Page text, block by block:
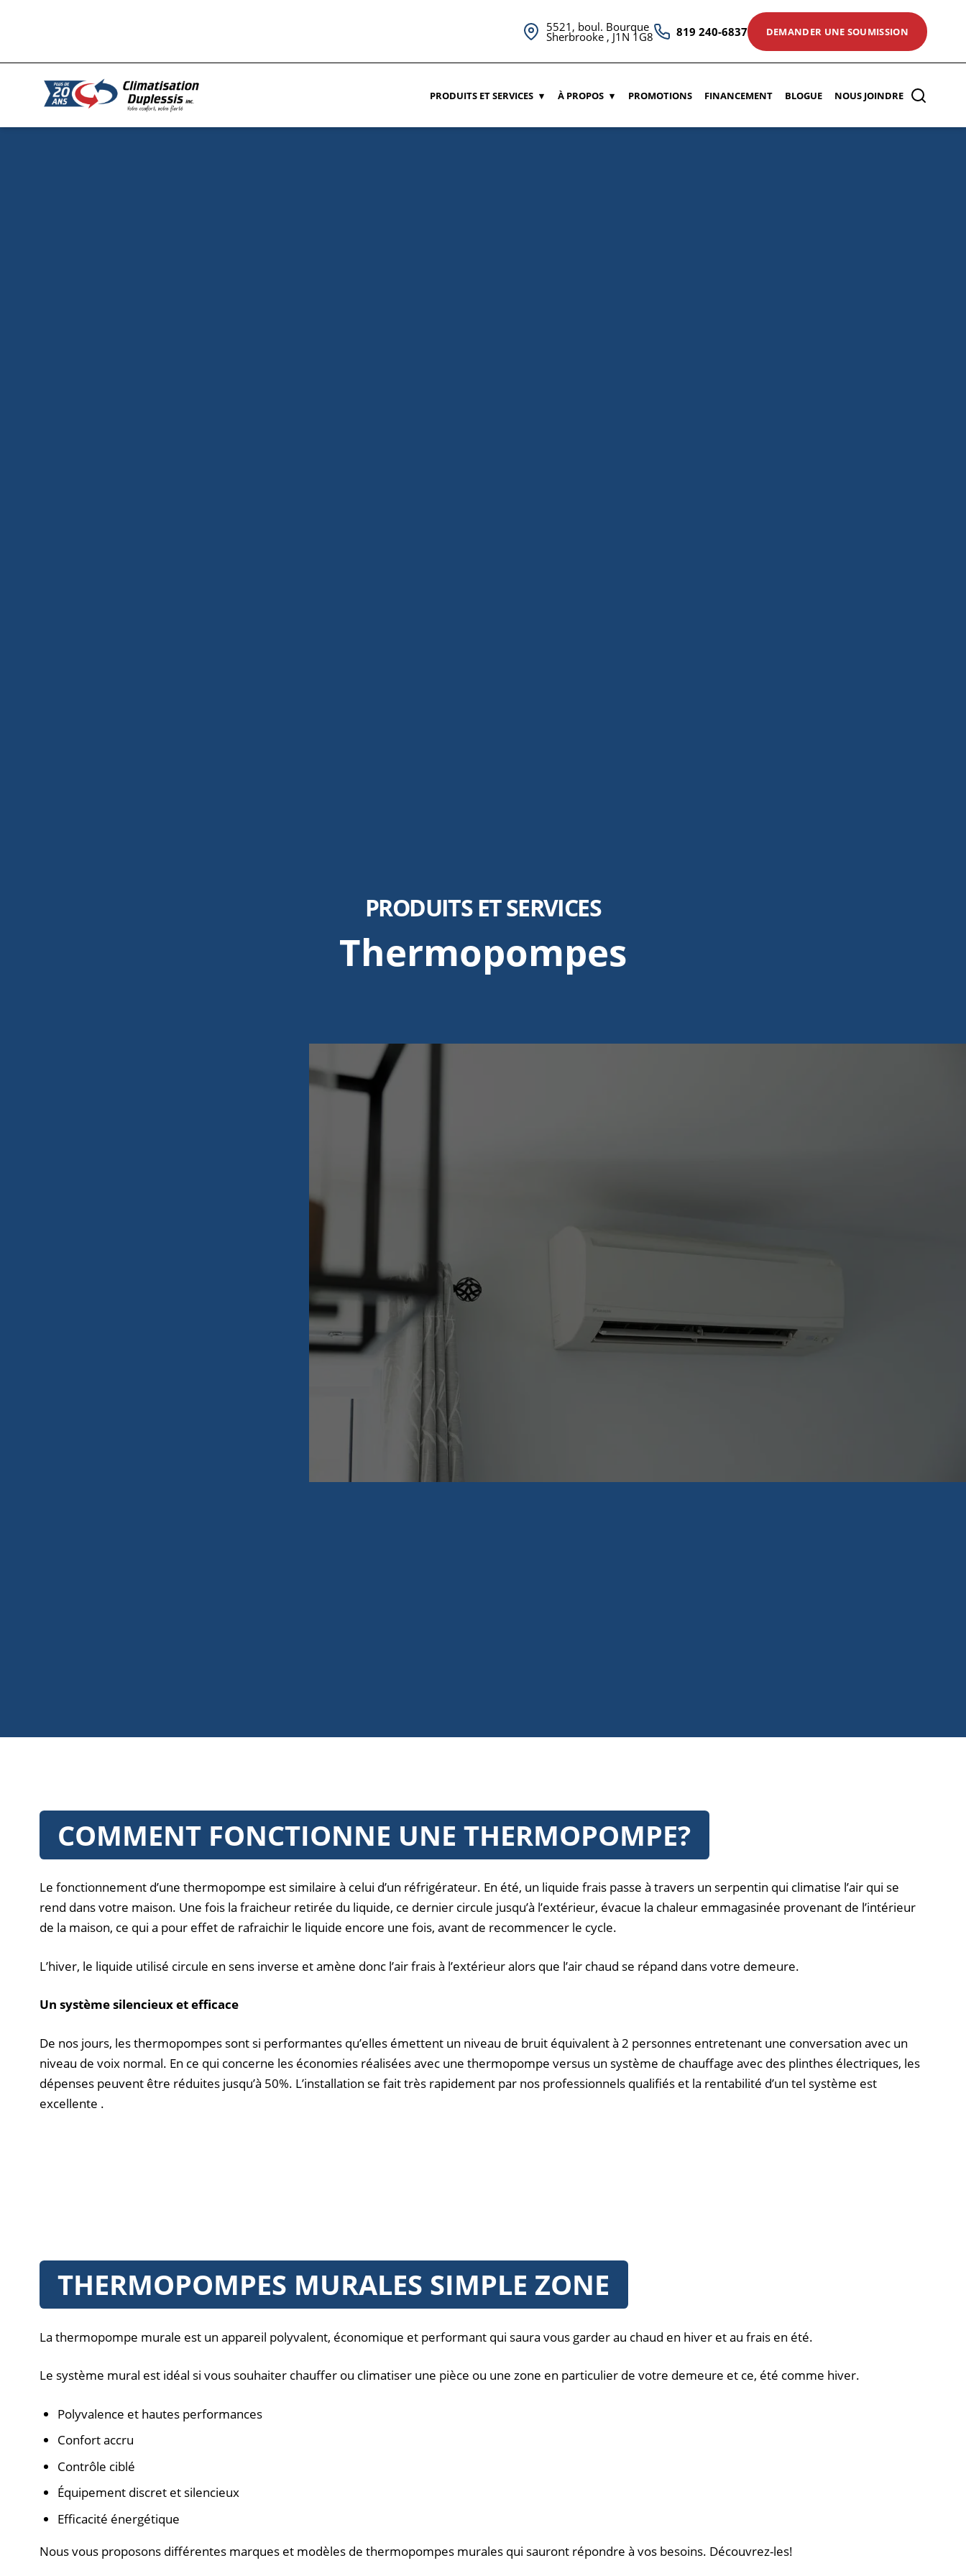
5521, boul. Bourque
Sherbrooke , J1N 1G8 819 240-6837 DEMANDER UNE SOUMISSION
PRODUITS ET SERVICES À PROPOS PROMOTIONS FINANCEMENT BLOGUE NOUS JOINDRE
PRODUITS ET SERVICES
Thermopompes
COMMENT FONCTIONNE UNE THERMOPOMPE?
Le fonctionnement d’une thermopompe est similaire à celui d’un réfrigérateur. En été, un liquide frais passe à travers un serpentin qui climatise l’air qui se
rend dans votre maison. Une fois la fraicheur retirée du liquide, ce dernier circule jusqu’à l’extérieur, évacue la chaleur emmagasinée provenant de l’intérieur
de la maison, ce qui a pour effet de rafraichir le liquide encore une fois, avant de recommencer le cycle.
L’hiver, le liquide utilisé circule en sens inverse et amène donc l’air frais à l’extérieur alors que l’air chaud se répand dans votre demeure.
Un système silencieux et efficace
De nos jours, les thermopompes sont si performantes qu’elles émettent un niveau de bruit équivalent à 2 personnes entretenant une conversation avec un
niveau de voix normal. En ce qui concerne les économies réalisées avec une thermopompe versus un système de chauffage avec des plinthes électriques, les
dépenses peuvent être réduites jusqu’à 50%. L’installation se fait très rapidement par nos professionnels qualifiés et la rentabilité d’un tel système est
excellente .
THERMOPOMPES MURALES SIMPLE ZONE
La thermopompe murale est un appareil polyvalent, économique et performant qui saura vous garder au chaud en hiver et au frais en été.
Le système mural est idéal si vous souhaiter chauffer ou climatiser une pièce ou une zone en particulier de votre demeure et ce, été comme hiver.
Polyvalence et hautes performances
Confort accru
Contrôle ciblé
Équipement discret et silencieux
Efficacité énergétique
Nous vous proposons différentes marques et modèles de thermopompes murales qui sauront répondre à vos besoins. Découvrez-les!